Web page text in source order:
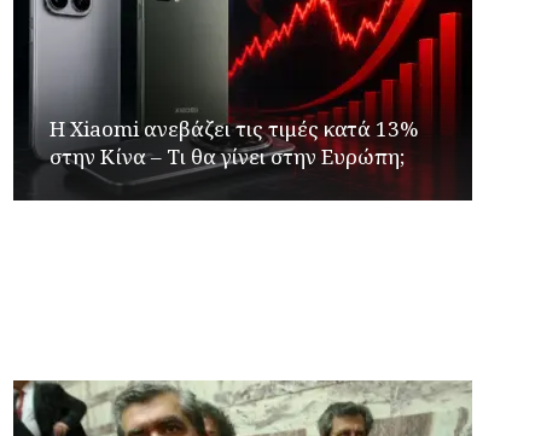
Η Xiaomi ανεβάζει τις τιμές κατά 13%
στην Κίνα – Τι θα γίνει στην Ευρώπη;